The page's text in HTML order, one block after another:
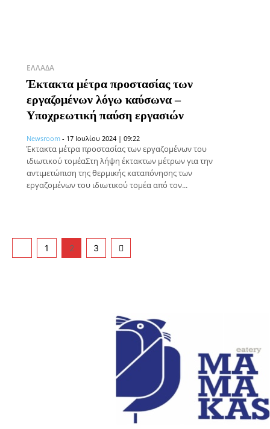
ΕΛΛΆΔΑ
Έκτακτα μέτρα προστασίας των
εργαζομένων λόγω καύσωνα –
Υποχρεωτική παύση εργασιών
Newsroom - 17 Ιουλίου 2024 | 09:22
Έκτακτα μέτρα προστασίας των εργαζομένων του
ιδιωτικού τομέαΣτη λήψη έκτακτων μέτρων για την
αντιμετώπιση της θερμικής καταπόνησης των
εργαζομένων του ιδιωτικού τομέα από τον...
1 2 3